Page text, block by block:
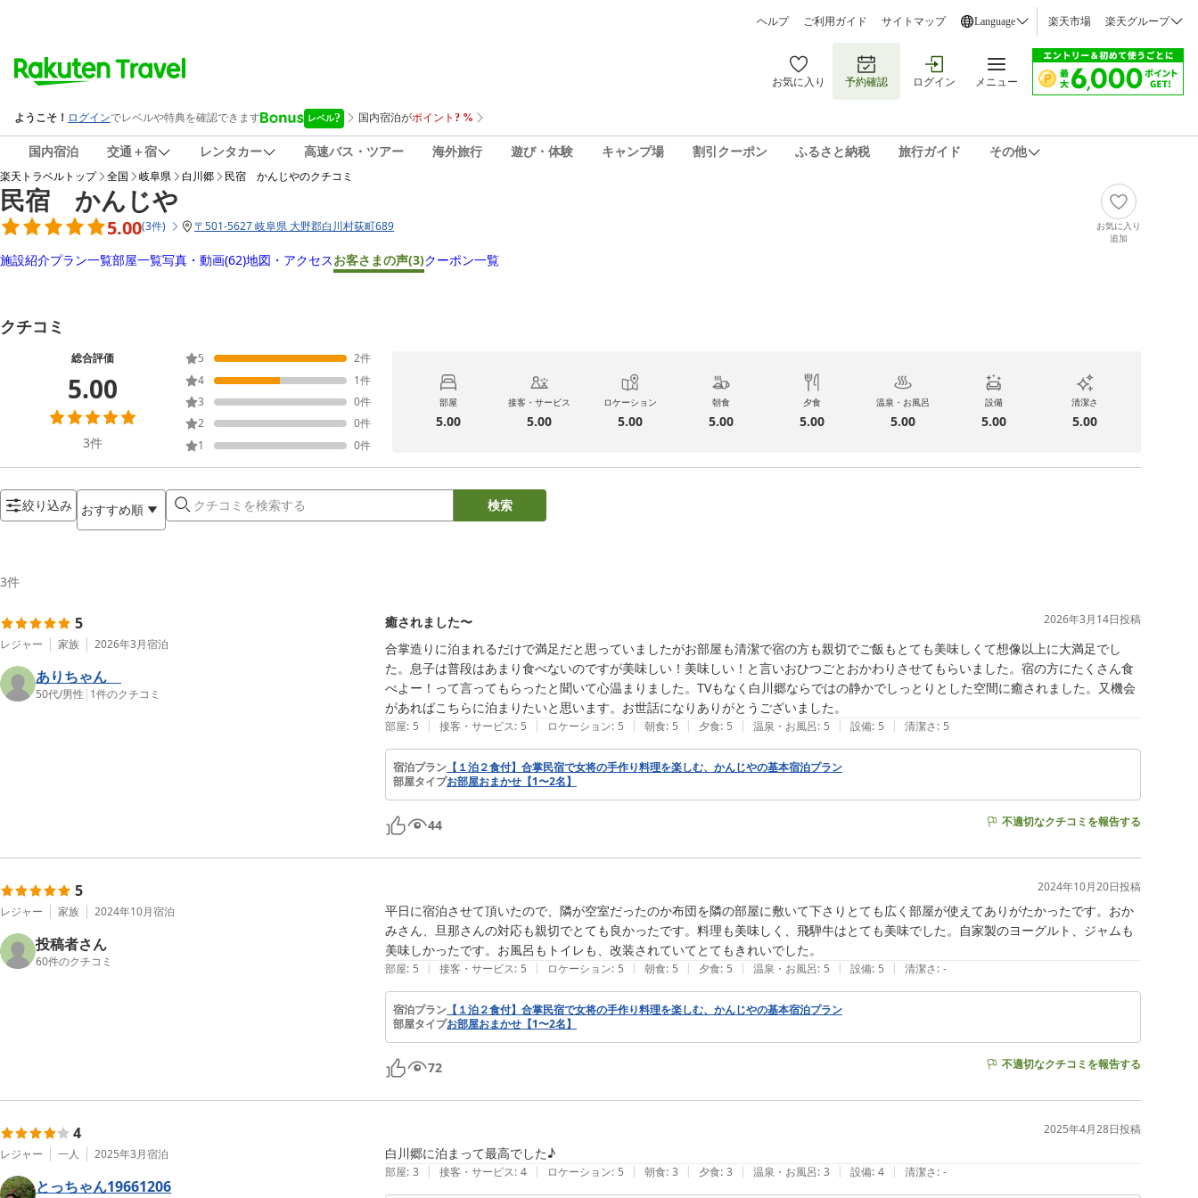
ヘルプ ご利用ガイド サイトマップ Language 楽天市場 楽天グループ
お気に入り 予約確認 ログイン メニュー
国内宿泊 交通＋宿 レンタカー 高速バス・ツアー 海外旅行 遊び・体験 キャンプ場 割引クーポン ふるさと納税 旅行ガイド その他
楽天トラベルトップ 全国 岐阜県 白川郷 民宿 かんじやのクチコミ
民宿 かんじや
5.00(3件) 〒501-5627 岐阜県 大野郡白川村荻町689
お気に入り
追加
施設紹介プラン一覧部屋一覧写真・動画(62)地図・アクセスお客さまの声(3)クーポン一覧
クチコミ
総合評価
5.00
3件
5 2件
4
1件
3
0件
2
0件
1
0件
部屋
5.00
接客・サービス
5.00
ロケーション
5.00
朝食
5.00
夕食
5.00
温泉・お風呂
5.00
設備
5.00
清潔さ
5.00
絞り込み おすすめ順 検索
3件
5
レジャー 家族 2026年3月宿泊
ありちゃん
50代/男性 | 1件のクチコミ
癒されました〜 2026年3月14日投稿
合掌造りに泊まれるだけで満足だと思っていましたがお部屋も清潔で宿の方も親切でご飯もとても美味しくて想像以上に大満足でし
た。息子は普段はあまり食べないのですが美味しい！美味しい！と言いおひつごとおかわりさせてもらいました。宿の方にたくさん食
べよー！って言ってもらったと聞いて心温まりました。TVもなく白川郷ならではの静かでしっとりとした空間に癒されました。又機会
があればこちらに泊まりたいと思います。お世話になりありがとうございました。
部屋: 5 | 接客・サービス: 5 | ロケーション: 5 | 朝食: 5 | 夕食: 5 | 温泉・お風呂: 5 | 設備: 5 | 清潔さ: 5
宿泊プラン 【１泊２食付】合掌民宿で女将の手作り料理を楽しむ、かんじやの基本宿泊プラン
部屋タイプお部屋おまかせ【1〜2名】
44 不適切なクチコミを報告する
5
レジャー 家族 2024年10月宿泊
投稿者さん
60件のクチコミ
2024年10月20日投稿
平日に宿泊させて頂いたので、隣が空室だったのか布団を隣の部屋に敷いて下さりとても広く部屋が使えてありがたかったです。おか
みさん、旦那さんの対応も親切でとても良かったです。料理も美味しく、飛騨牛はとても美味でした。自家製のヨーグルト、ジャムも
部屋: 5 | 接客・サービス: 5 | ロケーション: 5 | 朝食: 5 | 夕食: 5 | 温泉・お風呂: 5 | 設備: 5 | 清潔さ: -
宿泊プラン 【１泊２食付】合掌民宿で女将の手作り料理を楽しむ、かんじやの基本宿泊プラン
部屋タイプお部屋おまかせ【1〜2名】
72 不適切なクチコミを報告する
4
レジャー 一人 2025年3月宿泊
とっちゃん19661206
2025年4月28日投稿
白川郷に泊まって最高でした♪
部屋: 3 | 接客・サービス: 4 | ロケーション: 5 | 朝食: 3 | 夕食: 3 | 温泉・お風呂: 3 | 設備: 4 | 清潔さ: -